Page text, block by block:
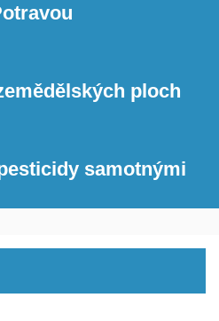
ploch
samotnými